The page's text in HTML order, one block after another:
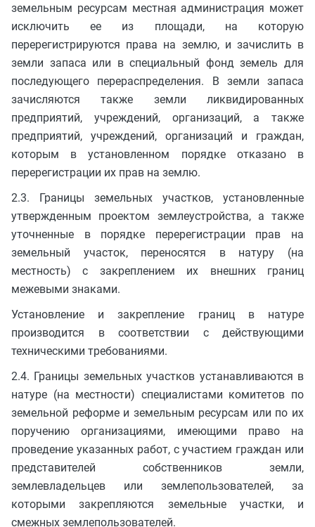
земельным ресурсам местная администрация может
исключить ее из площади, на которую
перерегистрируются права на землю, и зачислить в
земли запаса или в специальный фонд земель для
последующего перераспределения. В земли запаса
зачисляются также земли ликвидированных
предприятий, учреждений, организаций, а также
предприятий, учреждений, организаций и граждан,
которым в установленном порядке отказано в
перерегистрации их прав на землю.
2.3. Границы земельных участков, установленные
утвержденным проектом землеустройства, а также
уточненные в порядке перерегистрации прав на
земельный участок, переносятся в натуру (на
местность) с закреплением их внешних границ
межевыми знаками.
Установление и закрепление границ в натуре
производится в соответствии с действующими
техническими требованиями.
2.4. Границы земельных участков устанавливаются в
натуре (на местности) специалистами комитетов по
земельной реформе и земельным ресурсам или по их
поручению организациями, имеющими право на
проведение указанных работ, с участием граждан или
представителей собственников земли,
землевладельцев или землепользователей, за
которыми закрепляются земельные участки, и
смежных землепользователей.